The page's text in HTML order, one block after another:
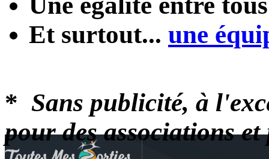
Et surtout... une
* Sans publicité, à
pour des associations